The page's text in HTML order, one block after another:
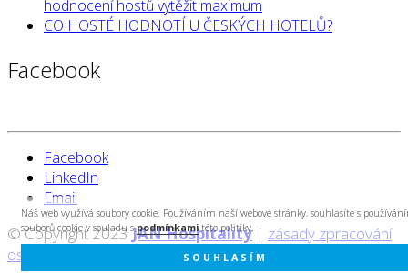
Náš web využívá soubory cookie. Používáním naší webové stránky, souhlasíte s
souborů cookie v souladu spodmínkamitéto politiky.
SOUHLASÍM
hodnocení hostů vytěžit maximum
CO HOSTÉ HODNOTÍ U ČESKÝCH HOTELŮ?
Facebook
Facebook
LinkedIn
Email
© Copyright 2023JAN Hospitality| zásady zpracování
osobních údajů
created by Cyberart